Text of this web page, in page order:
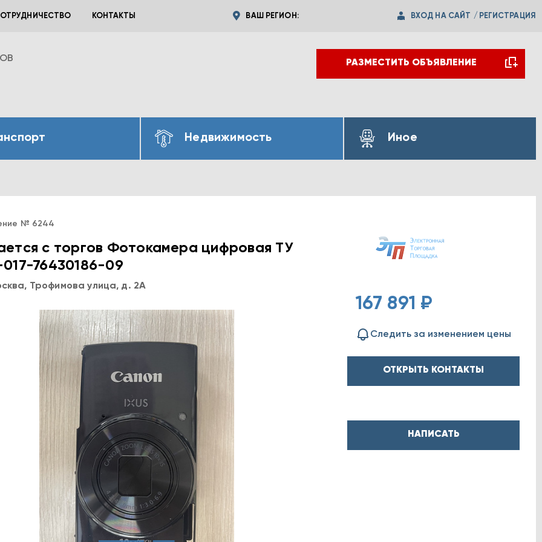
КОНТАКТЫ ВАШ РЕГИОН: ВХОД НА САЙТ / РЕГИСТРАЦИЯ
РАЗМЕСТИТЬ ОБЪЯВЛЕНИЕ
Недвижимость Иное
№ 6244
с торгов Фотокамера цифровая ТУ
76430186-09
Трофимова улица, д. 2А
167 891 ₽
Следить за изменением цены
ОТКРЫТЬ КОНТАКТЫ
НАПИСАТЬ